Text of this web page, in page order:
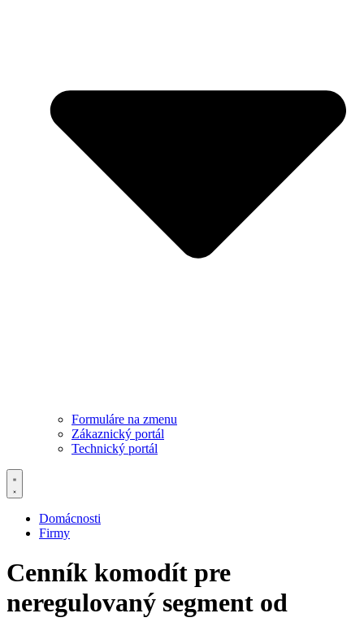
Formuláre na zmenu
Zákaznický portál
Technický portál
Domácnosti
Firmy
Cenník komodít pre
neregulovaný segment od